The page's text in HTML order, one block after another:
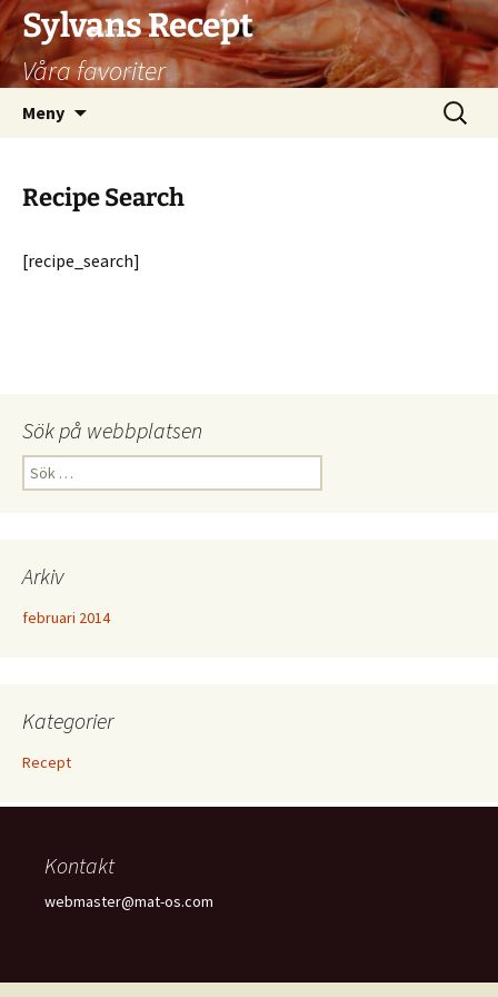
Hoppa
till
innehåll
Sylvans Recept
Våra favoriter
Meny
Sök
efter:
Recipe Search
[recipe_search]
Sök på webbplatsen
Sök
efter:
Arkiv
februari 2014
Kategorier
Recept
Kontakt
webmaster@mat-os.com